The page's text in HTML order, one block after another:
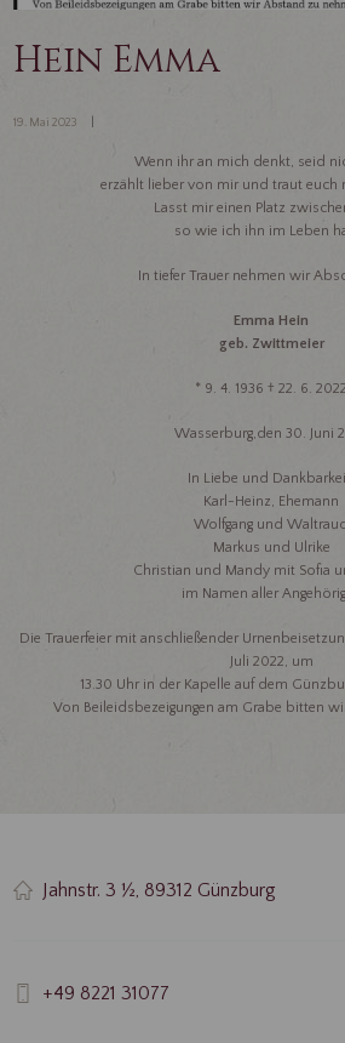
Hein Emma
19. Mai 2023
Wenn ihr an mich denkt, seid
erzählt lieber von mir und traut euch
Lasst mir einen Platz
so wie ich ihn im Leben
In tiefer Trauer nehmen wir
Emma Hein
geb. Zwittmeier
* 9. 4. 1936 † 22. 6. 2022
Wasserburg,den 30. Juni
In Liebe und
Karl-Heinz, Ehemann
Wolfgang und Waltraud
Markus und Ulrike
Christian und Mandy mit Sofia
im Namen aller
Die Trauerfeier mit anschließender
Juli 2022, um
13.30 Uhr in der Kapelle auf dem
Von Beileidsbezeigungen am Grabe bitten
Jahnstr. 3 ½, 89312 Günzburg
+49 8221 31077